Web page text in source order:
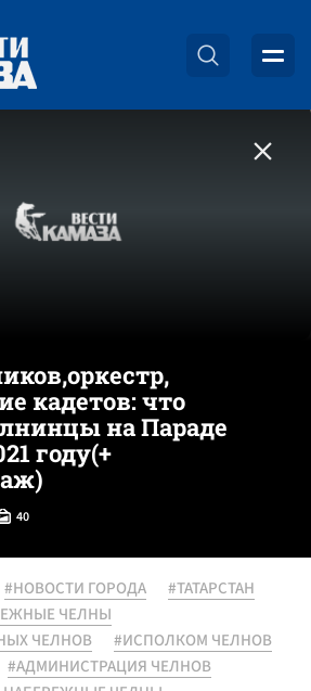
кадетов: что
на Параде
году(+
40
#НОВОСТИ ГОРОДА
#ТАТАРСТАН
ЧЕЛНЫ
ЧЕЛНОВ
#ИСПОЛКОМ ЧЕЛНОВ
#АДМИНИСТРАЦИЯ ЧЕЛНОВ